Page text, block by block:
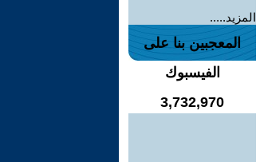
المزيد.....
المعجبين بنا على
الفيسبوك
3,732,970